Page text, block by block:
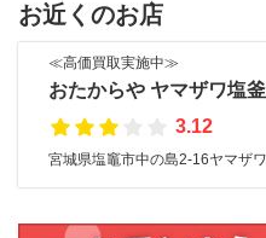
お近くのお店
≪高価買取実施中≫
おたからや ヤマザワ塩
3.12
宮城県塩竈市中の島2-16ヤマザ